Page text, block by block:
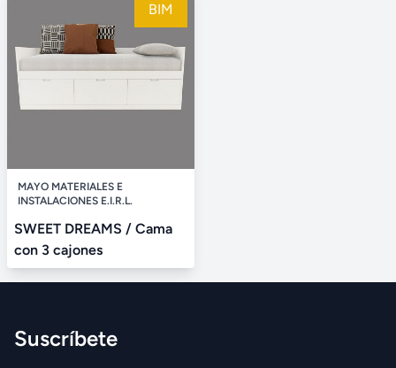
MAYO MATERIALES E
INSTALACIONES E.I.R.L.
SWEET DREAMS / Cama
con 3 cajones
BIM
Suscríbete